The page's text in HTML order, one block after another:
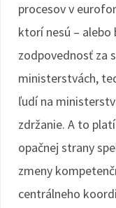
procesov v
ktorí nesú – alebo
zodpovednosť za
ministerstvách,
ľudí na
zdržanie. A to
opačnej strany
zmeny
centrálneho